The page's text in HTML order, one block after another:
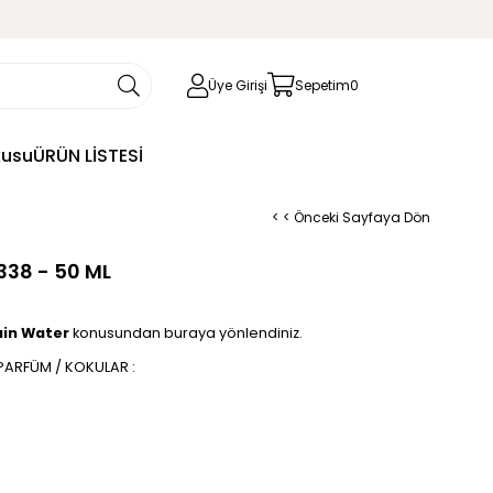
Üye Girişi Sepetim0
ÜRÜN LİSTESİ
< < Önceki Sayfaya Dön
- 50 ML
Waterkonusundan buraya yönlendiniz.
/ KOKULAR :